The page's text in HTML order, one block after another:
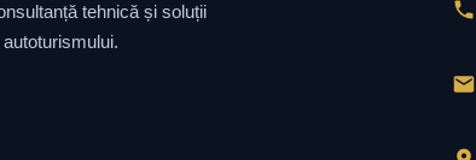
tehnică și soluții